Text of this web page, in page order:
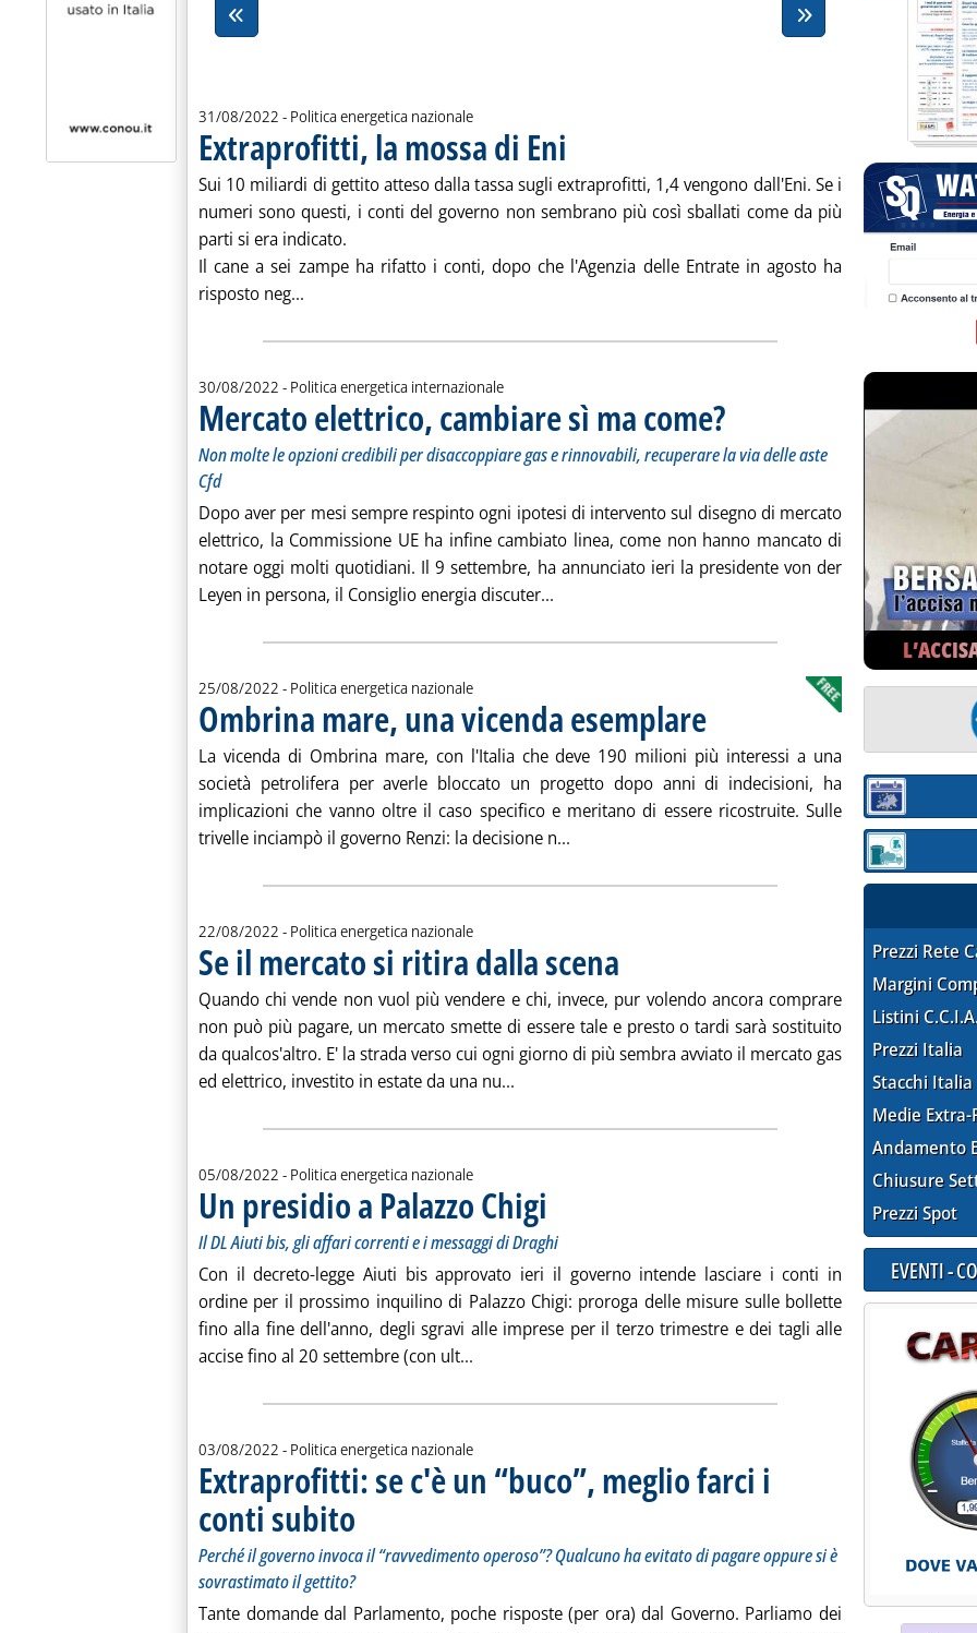
31/08/2022 - Politica energetica nazionale
Extraprofitti, la mossa di Eni
Sui 10 miliardi di gettito atteso dalla tassa sugli extraprofitti, 1,4 vengono dall'Eni. Se i
numeri sono questi, i conti del governo non sembrano più così sballati come da più
parti si era indicato.
Il cane a sei zampe ha rifatto i conti, dopo che l'Agenzia delle Entrate in agosto ha
risposto neg...
30/08/2022 - Politica energetica internazionale
Mercato elettrico, cambiare sì ma come?. Sottotitolo: Non molte le opzioni credibili per
. Pubblicata martedì 30 agosto 2022 alle 16.0.
Non molte le opzioni credibili per disaccoppiare gas e rinnovabili, recuperare la via delle aste
Cfd
Dopo aver per mesi sempre respinto ogni ipotesi di intervento sul disegno di mercato
elettrico, la Commissione UE ha infine cambiato linea, come non hanno mancato di
notare oggi molti quotidiani. Il 9 settembre, ha annunciato ieri la presidente von der
Leyen in persona, il Consiglio energia discuter... Leggi tutta la notizia: 'Mercato elettrico, cambiare sì
25/08/2022 - Politica energetica nazionale
Ombrina mare, una vicenda esemplare . Pubblicata giovedì 25 agosto 2022 alle 14.4.
La vicenda di Ombrina mare, con l'Italia che deve 190 milioni più interessi a una
società petrolifera per averle bloccato un progetto dopo anni di indecisioni, ha
implicazioni che vanno oltre il caso specifico e meritano di essere ricostruite. Sulle
trivelle inciampò il governo Renzi: la decisione n... Leggi tutta la notizia: 'Ombrina mare, una vicenda
22/08/2022 - Politica energetica nazionale
Se il mercato si ritira dalla scena
Quando chi vende non vuol più vendere e chi, invece, pur volendo ancora comprare
non può più pagare, un mercato smette di essere tale e presto o tardi sarà sostituito
da qualcos'altro. E' la strada verso cui ogni giorno di più sembra avviato il mercato gas
ed elettrico, investito in estate da una nu... Leggi tutta la notizia: 'Se il mercato si ritira dalla scena'
05/08/2022 - Politica energetica nazionale
Un presidio a Palazzo Chigi . Sottotitolo: Il DL Aiuti bis, gli affari correnti e i messaggi di Draghi
Il DL Aiuti bis, gli affari correnti e i messaggi di Draghi
Con il decreto-legge Aiuti bis approvato ieri il governo intende lasciare i conti in
ordine per il prossimo inquilino di Palazzo Chigi: proroga delle misure sulle bollette
fino alla fine dell'anno, degli sgravi alle imprese per il terzo trimestre e dei tagli alle
accise fino al 20 settembre (con ult...
03/08/2022 - Politica energetica nazionale
Extraprofitti: se c'è un “buco”, meglio farci i
conti subito . Sottotitolo: Perché il governo invoca il “ravvedimento operoso”? Qualcuno ha evitato di pagare oppure si è
Perché il governo invoca il “ravvedimento operoso”? Qualcuno ha evitato di pagare oppure si è
sovrastimato il gettito?
Tante domande dal Parlamento, poche risposte (per ora) dal Governo. Parliamo dei
Sezione:
Sezione:
Prezzi Rete
Margini
Listini
Prezzi Italia
Stacchi Italia
Medie Extra-
Andamento
Chiusure
Prezzi Spot
EVENTI -